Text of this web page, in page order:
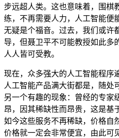
步远超人类。这也意味着，围棋
练，不再需要人力，人工智能便
无疑是个福音。过去，我们或许
导，但聂卫平不可能教授如此多
人人皆可受教。
现在，众多强大的人工智能程序
人工智能产品满大街都是，随处
另一个有趣的现象：曾经的专家
昂，因其稀缺性而昂贵，这是基
如今这些服务不再稀缺，价格自
价格就一定会非常便宜，由此可